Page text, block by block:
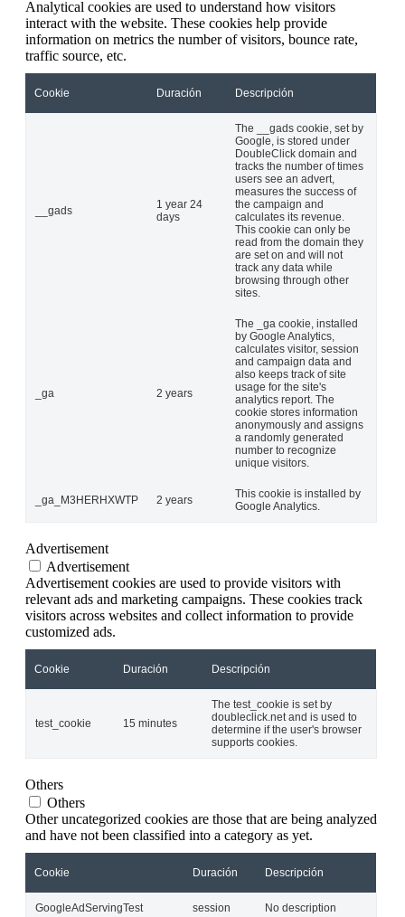
Analytical cookies are used to understand how visitors
interact with the website. These cookies help provide
information on metrics the number of visitors, bounce rate,
traffic source, etc.
Cookie Duración Descripción
__gads
1 year 24
days
The __gads cookie, set by
Google, is stored under
DoubleClick domain and
tracks the number of times
users see an advert,
measures the success of
the campaign and
calculates its revenue.
This cookie can only be
read from the domain they
are set on and will not
track any data while
browsing through other
sites.
_ga 2 years
The _ga cookie, installed
by Google Analytics,
calculates visitor, session
and campaign data and
also keeps track of site
usage for the site's
analytics report. The
cookie stores information
anonymously and assigns
a randomly generated
number to recognize
unique visitors.
_ga_M3HERHXWTP 2 years
This cookie is installed by
Google Analytics.
Advertisement
Advertisement
Advertisement cookies are used to provide visitors with
relevant ads and marketing campaigns. These cookies track
visitors across websites and collect information to provide
customized ads.
Cookie Duración Descripción
test_cookie 15 minutes
The test_cookie is set by
doubleclick.net and is used to
determine if the user's browser
supports cookies.
Others
Others
Other uncategorized cookies are those that are being analyzed
and have not been classified into a category as yet.
Cookie Duración Descripción
GoogleAdServingTest session No description